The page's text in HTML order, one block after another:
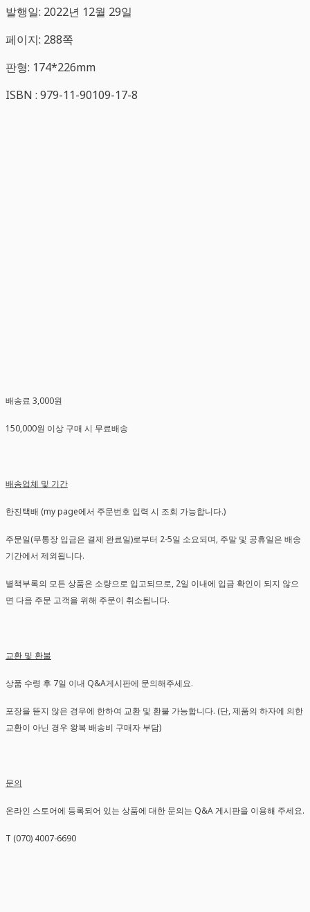
발행일: 2022년 12월 29일
페이지: 288쪽
판형: 174*226mm
ISBN : 979-11-90109-17-8
배송료 3,000원
150,000원 이상 구매 시 무료배송
배송업체 및 기간
한진택배 (my page에서 주문번호 입력 시 조회 가능합니다.)
주문일(무통장 입금은 결제 완료일)로부터 2-5일 소요되며, 주말 및 공휴일은 배송
기간에서 제외됩니다.
별책부록의 모든 상품은 소량으로 입고되므로, 2일 이내에 입금 확인이 되지 않으
면 다음 주문 고객을 위해 주문이 취소됩니다.
교환 및 환불
상품 수령 후 7일 이내 Q&A게시판에 문의해주세요.
포장을 뜯지 않은 경우에 한하여 교환 및 환불 가능합니다. (단, 제품의 하자에 의한
교환이 아닌 경우 왕복 배송비 구매자 부담)
문의
온라인 스토어에 등록되어 있는 상품에 대한 문의는 Q&A 게시판을 이용해 주세요.
T (070) 4007-6690